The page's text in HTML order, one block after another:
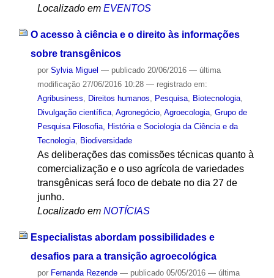
Localizado em EVENTOS
O acesso à ciência e o direito às informações
sobre transgênicos
por Sylvia Miguel — publicado20/06/2016 — última
modificação27/06/2016 10:28 — registrado em:
Agribusiness, Direitos humanos, Pesquisa, Biotecnologia,
Divulgação científica, Agronegócio, Agroecologia, Grupo de
Pesquisa Filosofia, História e Sociologia da Ciência e da
Tecnologia, Biodiversidade
As deliberações das comissões técnicas quanto à
comercialização e o uso agrícola de variedades
transgênicas será foco de debate no dia 27 de
junho.
Localizado em NOTÍCIAS
Especialistas abordam possibilidades e
desafios para a transição agroecológica
por Fernanda Rezende — publicado05/05/2016 — última